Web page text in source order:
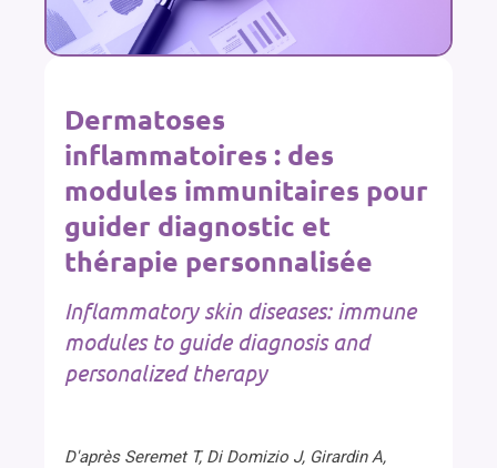
Dermatoses
inflammatoires : des
modules immunitaires pour
guider diagnostic et
thérapie personnalisée
Inflammatory skin diseases: immune
modules to guide diagnosis and
personalized therapy
D'après Seremet T, Di Domizio J, Girardin A,